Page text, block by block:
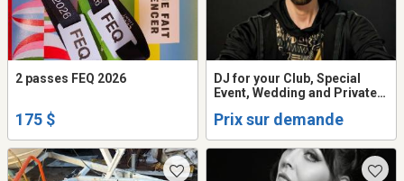
2 passes FEQ 2026
175 $
DJ for your Club, Special
Event, Wedding and Private
Prix sur demande